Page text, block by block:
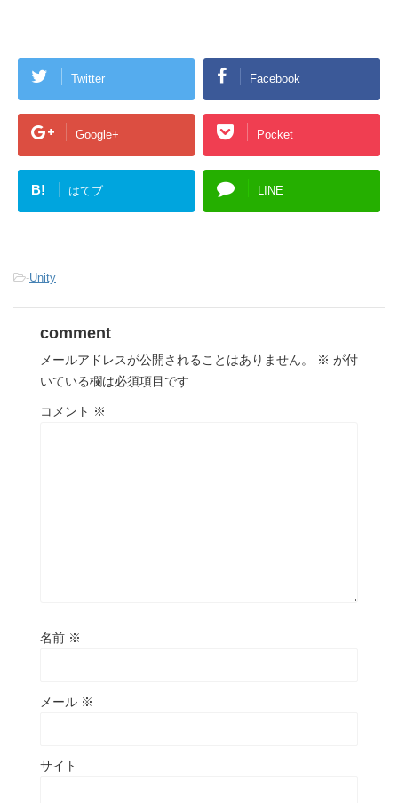
Twitter Facebook
Google+ Pocket
B! はてブ LINE
-Unity
comment
メールアドレスが公開されることはありません。 ※ が付
いている欄は必須項目です
コメント ※
名前 ※
メール ※
サイト